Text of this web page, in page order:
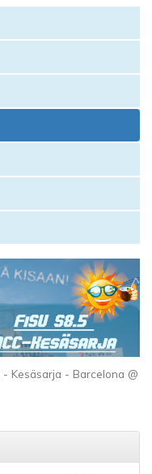
Kesäsarja - Barcelona @